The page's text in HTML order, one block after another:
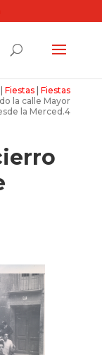
|Fiestas |Fiestas
la calle Mayor
la Merced.4